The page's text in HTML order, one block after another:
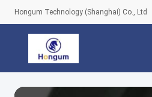
Hongum Technology (Shanghai) Co., Ltd